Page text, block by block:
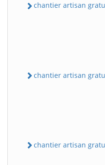
chantier artisan
chantier artisan
chantier artisan